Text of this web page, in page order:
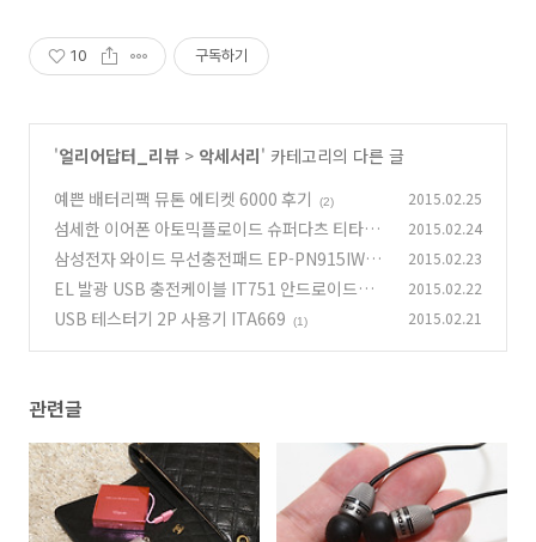
10 구독하기
'얼리어답터_리뷰 > 악세서리' 카테고리의 다른 글
예쁜 배터리팩 뮤톤 에티켓 6000 후기
(2) 2015.02.25
섬세한 이어폰 아토믹플로이드 슈퍼다츠 티타늄
후기
(6)
2015.02.24
삼성전자 와이드 무선충전패드 EP-PN915IWK
G 후기
(0)
2015.02.23
EL 발광 USB 충전케이블 IT751 안드로이드용
아이폰용 (0)
2015.02.22
USB 테스터기 2P 사용기 ITA669 (1) 2015.02.21
관련글